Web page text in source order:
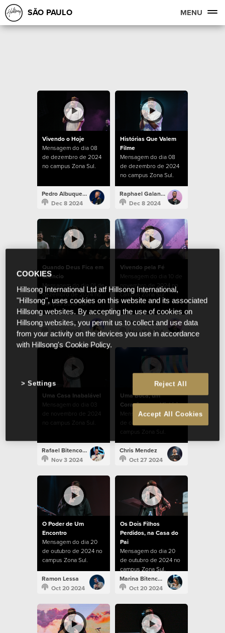
SÃO PAULO MENU
Vivendo o Hoje
Mensagem do dia 08
de dezembro de 2024
no campus Zona Sul.
Pedro Albuquerque
Dec 8 2024
Histórias Que Valem
Filme
Mensagem do dia 08
de dezembro de 2024
no campus Zona Sul.
Raphael Galante
Dec 8 2024
Quando Deus Fica em
Silêncio
Mensagem do dia 01 de
dezembro de 2024 no
campus Zona Sul.
Lucy Mendez
Dec 1 2024
Vivendo pela Fé
Mensagem do dia 10 de
novembro de 2024 no
campus Zona Sul.
Raphael Galante
Nov 10 2024
Uma Casa Inabalável
Mensagem do dia 03
de novembro de 2024
no campus Zona Sul.
Rafael Bitencourt
Nov 3 2024
Uma Boca, um
Coração, uma História
Mensagem do dia 27
de outubro de 2024 no
campus Zona Sul.
Chris Mendez
Oct 27 2024
O Poder de Um
Encontro
Mensagem do dia 20
de outubro de 2024 no
campus Zona Sul.
Ramon Lessa
Oct 20 2024
Os Dois Filhos
Perdidos, na Casa do
Pai
Mensagem do dia 20
de outubro de 2024 no
campus Zona Sul.
Marina Bitencourt
Oct 20 2024
COOKIES
Hillsong International Ltd atf Hillsong International,
"Hillsong", uses cookies on this website and its associated
Hillsong websites. By accepting the use of cookies on
Hillsong websites, you permit us to collect and use data
from your activity on the devices you use in accordance
with Hillsong's Cookie Policy.
Reject All
Accept All Cookies
Settings